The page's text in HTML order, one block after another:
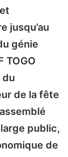
jusqu’au
génie
TOGO
du
de la fête
public,
de